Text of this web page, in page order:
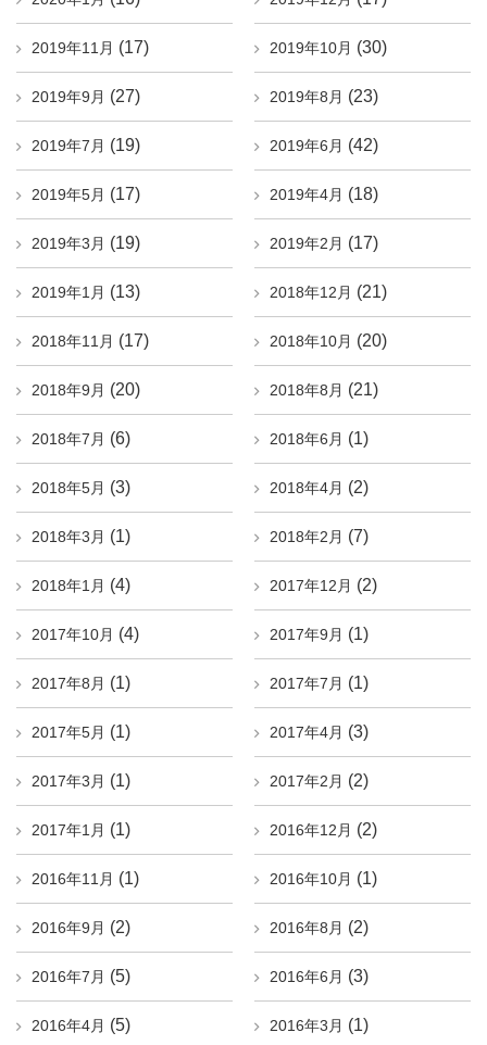
2019年11月 (17) 2019年10月 (30)
2019年9月 (27) 2019年8月 (23)
2019年7月 (19) 2019年6月 (42)
2019年5月 (17) 2019年4月 (18)
2019年3月 (19) 2019年2月 (17)
2019年1月 (13) 2018年12月 (21)
2018年11月 (17) 2018年10月 (20)
2018年9月 (20) 2018年8月 (21)
2018年7月 (6) 2018年6月 (1)
2018年5月 (3) 2018年4月 (2)
2018年3月 (1) 2018年2月 (7)
2018年1月 (4) 2017年12月 (2)
2017年10月 (4) 2017年9月 (1)
2017年8月 (1) 2017年7月 (1)
2017年5月 (1) 2017年4月 (3)
2017年3月 (1) 2017年2月 (2)
2017年1月 (1) 2016年12月 (2)
2016年11月 (1) 2016年10月 (1)
2016年9月 (2) 2016年8月 (2)
2016年7月 (5) 2016年6月 (3)
2016年4月 (5) 2016年3月 (1)